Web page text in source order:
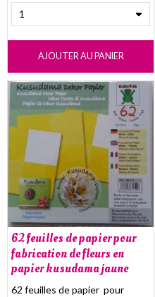
AJOUTER AU PANIER
62 feuilles de papier pour
fabrication de fleurs en
papier kusudama jaune
62 feuilles de papier pour